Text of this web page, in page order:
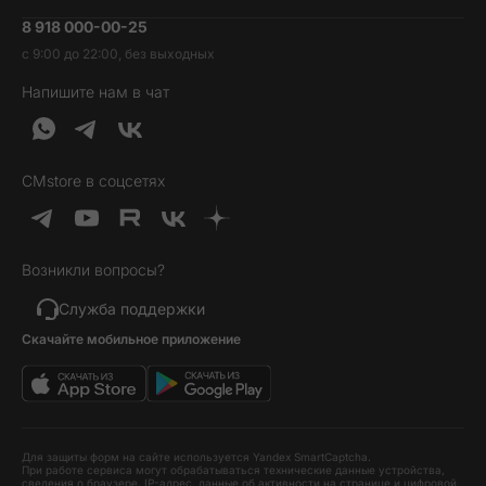
Наушники и колонки
Гаджеты
Услуги и софт
Идеи подарков
Товары дня
Выгодные комплекты
Хиты продаж
Уценка
Трейд-ин
Гарантия и возврат
Доставка и оплата
Кредит и рассрочка
Вакансии
Контакты
Обратная связь
О нас
8 918 000-00-25
с 9:00 до 22:00, без выходных
Напишите нам в чат
CMstore в соцсетях
Возникли вопросы?
Служба поддержки
Скачайте мобильное приложение
Для защиты форм на сайте используется Yandex SmartCaptcha.
При работе сервиса могут обрабатываться технические данные устройства,
сведения о браузере, IP-адрес, данные об активности на странице и цифровой